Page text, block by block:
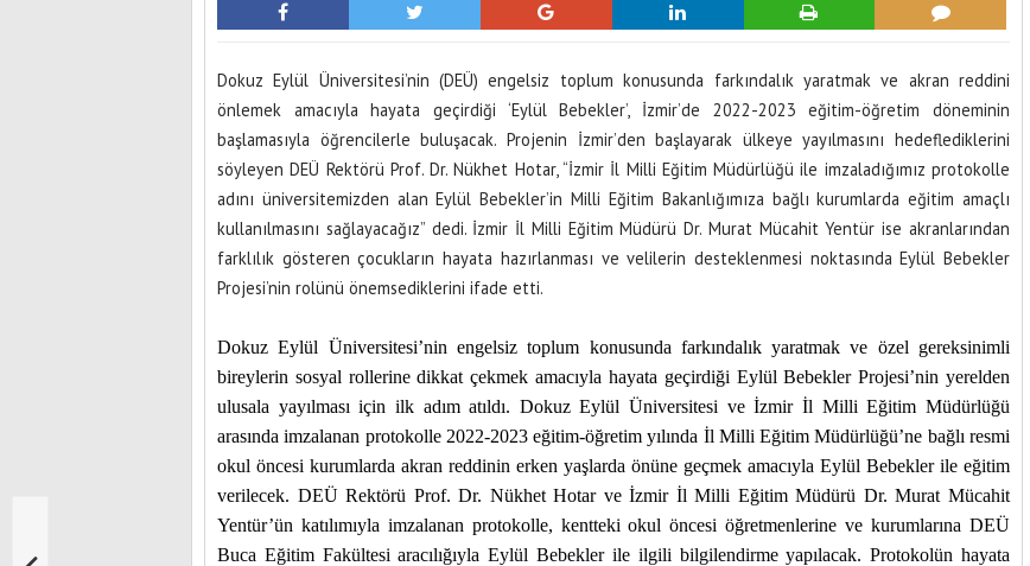
Dokuz Eylül Üniversitesi’nin (DEÜ) engelsiz toplum konusunda farkındalık yaratmak ve akran reddini
önlemek amacıyla hayata geçirdiği ‘Eylül Bebekler’, İzmir’de 2022-2023 eğitim-öğretim döneminin
başlamasıyla öğrencilerle buluşacak. Projenin İzmir’den başlayarak ülkeye yayılmasını hedeflediklerini
söyleyen DEÜ Rektörü Prof. Dr. Nükhet Hotar, “İzmir İl Milli Eğitim Müdürlüğü ile imzaladığımız protokolle
adını üniversitemizden alan Eylül Bebekler’in Milli Eğitim Bakanlığımıza bağlı kurumlarda eğitim amaçlı
kullanılmasını sağlayacağız” dedi. İzmir İl Milli Eğitim Müdürü Dr. Murat Mücahit Yentür ise akranlarından
farklılık gösteren çocukların hayata hazırlanması ve velilerin desteklenmesi noktasında Eylül Bebekler
Projesi’nin rolünü önemsediklerini ifade etti.
Dokuz Eylül Üniversitesi’nin engelsiz toplum konusunda farkındalık yaratmak ve özel gereksinimli
bireylerin sosyal rollerine dikkat çekmek amacıyla hayata geçirdiği Eylül Bebekler Projesi’nin yerelden
ulusala yayılması için ilk adım atıldı. Dokuz Eylül Üniversitesi ve İzmir İl Milli Eğitim Müdürlüğü
arasında imzalanan protokolle 2022-2023 eğitim-öğretim yılında İl Milli Eğitim Müdürlüğü’ne bağlı resmi
okul öncesi kurumlarda akran reddinin erken yaşlarda önüne geçmek amacıyla Eylül Bebekler ile eğitim
verilecek. DEÜ Rektörü Prof. Dr. Nükhet Hotar ve İzmir İl Milli Eğitim Müdürü Dr. Murat Mücahit
Yentür’ün katılımıyla imzalanan protokolle, kentteki okul öncesi öğretmenlerine ve kurumlarına DEÜ
Buca Eğitim Fakültesi aracılığıyla Eylül Bebekler ile ilgili bilgilendirme yapılacak. Protokolün hayata